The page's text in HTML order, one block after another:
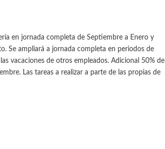
en jornada completa de Septiembre a Enero y
Se ampliará a jornada completa en periodos de
vacaciones de otros empleados. Adicional 50% de
Las tareas a realizar a parte de las propias de